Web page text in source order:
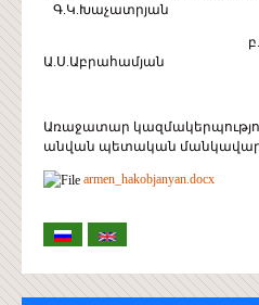
Գ.Կ.Խաչատրյան
Ա.Ս.Աբրահամյան
Առաջատար
անվան պետական
armen_hakobjanyan.docx